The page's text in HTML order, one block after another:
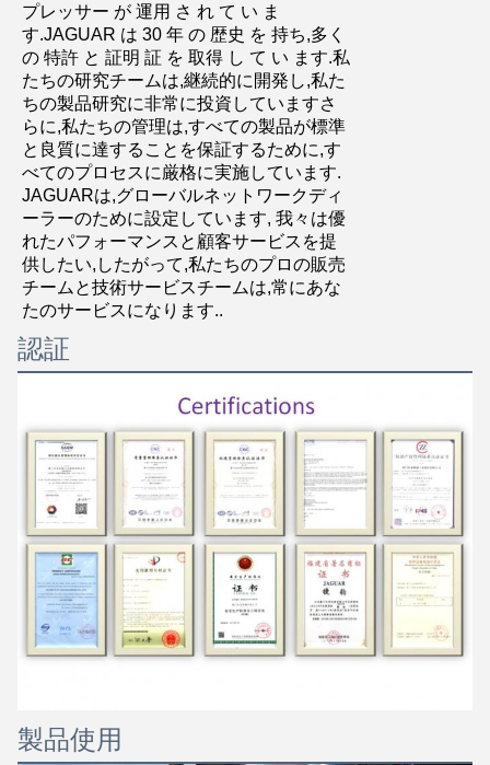
プレッサー が 運用 さ れ て い ま
す.JAGUAR は 30 年 の 歴史 を 持ち,多く
の 特許 と 証明 証 を 取得 し て い ます.私
たちの研究チームは,継続的に開発し,私た
ちの製品研究に非常に投資していますさ
らに,私たちの管理は,すべての製品が標準
と良質に達することを保証するために,す
べてのプロセスに厳格に実施しています.
JAGUARは,グローバルネットワークディ
ーラーのために設定しています, 我々は優
れたパフォーマンスと顧客サービスを提
供したい,したがって,私たちのプロの販売
チームと技術サービスチームは,常にあな
たのサービスになります..
認証
製品使用